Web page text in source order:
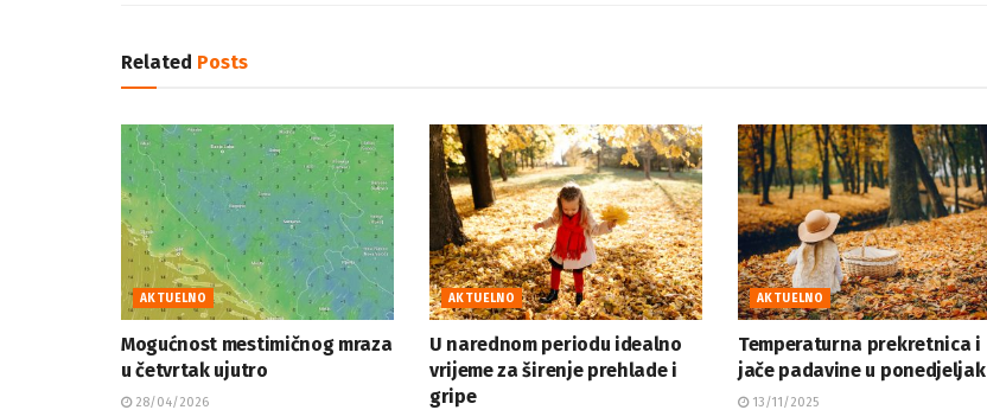
Related Posts
AKTUELNO
Mogućnost mestimičnog mraza
u četvrtak ujutro
28/04/2026
AKTUELNO
U narednom periodu idealno
vrijeme za širenje prehlade i
gripe
AKTUELNO
Temperaturna prekretnica i
jače padavine u ponedjeljak
13/11/2025